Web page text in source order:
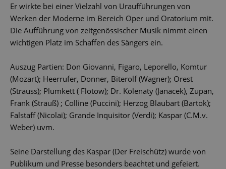
Er wirkte bei einer Vielzahl von Uraufführungen von
Werken der Moderne im Bereich Oper und Oratorium mit.
Die Aufführung von zeitgenössischer Musik nimmt einen
wichtigen Platz im Schaffen des Sängers ein.
Auszug Partien: Don Giovanni, Figaro, Leporello, Komtur
(Mozart); Heerrufer, Donner, Biterolf (Wagner); Orest
(Strauss); Plumkett ( Flotow); Dr. Kolenaty (Janacek), Zupan,
Frank (Strauß) ; Colline (Puccini); Herzog Blaubart (Bartok);
Falstaff (Nicolai); Grande Inquisitor (Verdi); Kaspar (C.M.v.
Weber) uvm.
Seine Darstellung des Kaspar (Der Freischütz) wurde von
Publikum und Presse besonders beachtet und gefeiert.